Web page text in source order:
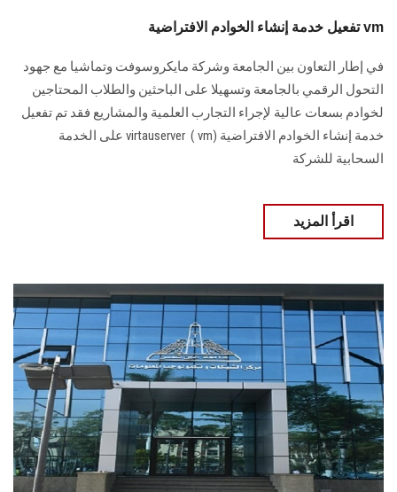
تفعيل خدمة إنشاء الخوادم الافتراضية vm
في إطار التعاون بين الجامعة وشركة مايكروسوفت وتماشيا مع جهود
التحول ‏الرقمي بالجامعة وتسهيلا على الباحثين والطلاب المحتاجين
لخوادم بسعات عالية لإجراء ‏التجارب العلمية والمشاريع فقد تم تفعيل
خدمة إنشاء الخوادم الافتراضية (‏vm‏ ) ‏virtauserver ‎‏ على الخدمة
السحابية للشركة
اقرأ المزيد